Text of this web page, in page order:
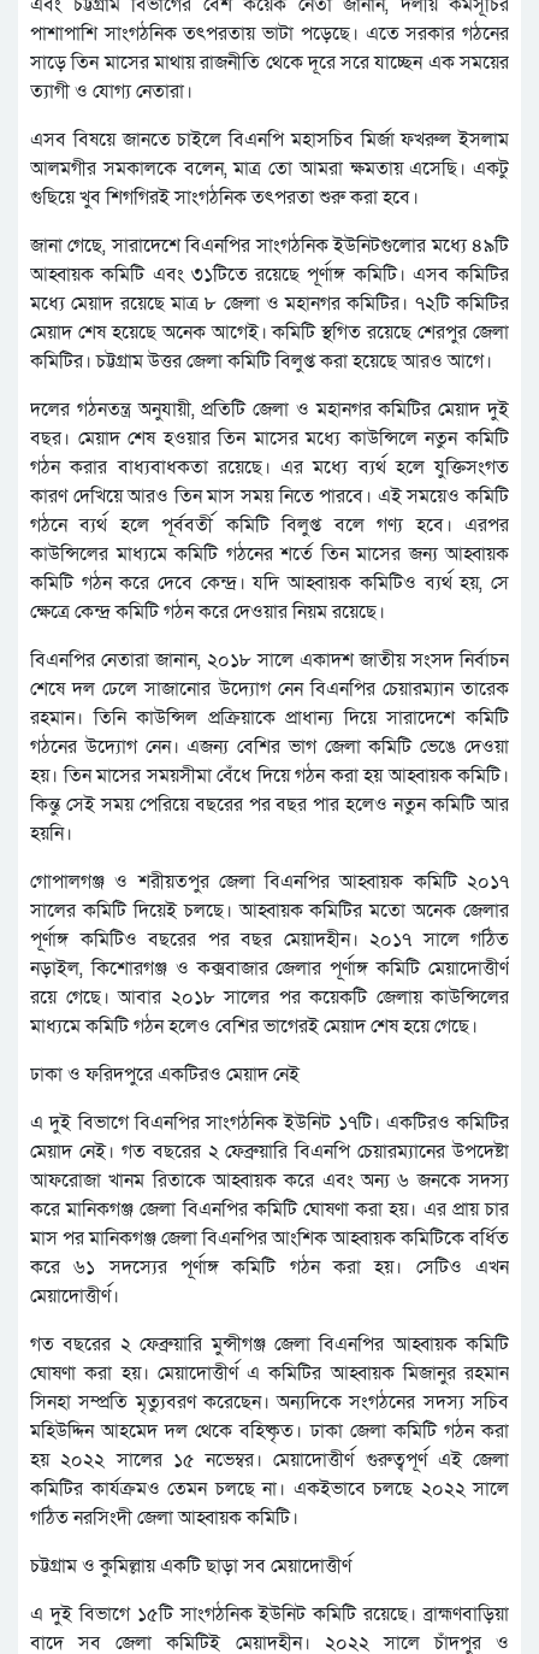
এবং চট্টগ্রাম বিভাগের বেশ কয়েক নেতা জানান, দলীয় কর্মসূচির
পাশাপাশি সাংগঠনিক তৎপরতায় ভাটা পড়েছে। এতে সরকার গঠনের
সাড়ে তিন মাসের মাথায় রাজনীতি থেকে দূরে সরে যাচ্ছেন এক সময়ের
ত্যাগী ও যোগ্য নেতারা।
এসব বিষয়ে জানতে চাইলে বিএনপি মহাসচিব মির্জা ফখরুল ইসলাম
আলমগীর সমকালকে বলেন, মাত্র তো আমরা ক্ষমতায় এসেছি। একটু
গুছিয়ে খুব শিগগিরই সাংগঠনিক তৎপরতা শুরু করা হবে।
জানা গেছে, সারাদেশে বিএনপির সাংগঠনিক ইউনিটগুলোর মধ্যে ৪৯টি
আহ্বায়ক কমিটি এবং ৩১টিতে রয়েছে পূর্ণাঙ্গ কমিটি। এসব কমিটির
মধ্যে মেয়াদ রয়েছে মাত্র ৮ জেলা ও মহানগর কমিটির। ৭২টি কমিটির
মেয়াদ শেষ হয়েছে অনেক আগেই। কমিটি স্থগিত রয়েছে শেরপুর জেলা
কমিটির। চট্টগ্রাম উত্তর জেলা কমিটি বিলুপ্ত করা হয়েছে আরও আগে।
দলের গঠনতন্ত্র অনুযায়ী, প্রতিটি জেলা ও মহানগর কমিটির মেয়াদ দুই
বছর। মেয়াদ শেষ হওয়ার তিন মাসের মধ্যে কাউন্সিলে নতুন কমিটি
গঠন করার বাধ্যবাধকতা রয়েছে। এর মধ্যে ব্যর্থ হলে যুক্তিসংগত
কারণ দেখিয়ে আরও তিন মাস সময় নিতে পারবে। এই সময়েও কমিটি
গঠনে ব্যর্থ হলে পূর্ববর্তী কমিটি বিলুপ্ত বলে গণ্য হবে। এরপর
কাউন্সিলের মাধ্যমে কমিটি গঠনের শর্তে তিন মাসের জন্য আহ্বায়ক
কমিটি গঠন করে দেবে কেন্দ্র। যদি আহ্বায়ক কমিটিও ব্যর্থ হয়, সে
ক্ষেত্রে কেন্দ্র কমিটি গঠন করে দেওয়ার নিয়ম রয়েছে।
বিএনপির নেতারা জানান, ২০১৮ সালে একাদশ জাতীয় সংসদ নির্বাচন
শেষে দল ঢেলে সাজানোর উদ্যোগ নেন বিএনপির চেয়ারম্যান তারেক
রহমান। তিনি কাউন্সিল প্রক্রিয়াকে প্রাধান্য দিয়ে সারাদেশে কমিটি
গঠনের উদ্যোগ নেন। এজন্য বেশির ভাগ জেলা কমিটি ভেঙে দেওয়া
হয়। তিন মাসের সময়সীমা বেঁধে দিয়ে গঠন করা হয় আহ্বায়ক কমিটি।
কিন্তু সেই সময় পেরিয়ে বছরের পর বছর পার হলেও নতুন কমিটি আর
হয়নি।
গোপালগঞ্জ ও শরীয়তপুর জেলা বিএনপির আহ্বায়ক কমিটি ২০১৭
সালের কমিটি দিয়েই চলছে। আহ্বায়ক কমিটির মতো অনেক জেলার
পূর্ণাঙ্গ কমিটিও বছরের পর বছর মেয়াদহীন। ২০১৭ সালে গঠিত
নড়াইল, কিশোরগঞ্জ ও কক্সবাজার জেলার পূর্ণাঙ্গ কমিটি মেয়াদোত্তীর্ণ
রয়ে গেছে। আবার ২০১৮ সালের পর কয়েকটি জেলায় কাউন্সিলের
মাধ্যমে কমিটি গঠন হলেও বেশির ভাগেরই মেয়াদ শেষ হয়ে গেছে।
ঢাকা ও ফরিদপুরে একটিরও মেয়াদ নেই
এ দুই বিভাগে বিএনপির সাংগঠনিক ইউনিট ১৭টি। একটিরও কমিটির
মেয়াদ নেই। গত বছরের ২ ফেব্রুয়ারি বিএনপি চেয়ারম্যানের উপদেষ্টা
আফরোজা খানম রিতাকে আহ্বায়ক করে এবং অন্য ৬ জনকে সদস্য
করে মানিকগঞ্জ জেলা বিএনপির কমিটি ঘোষণা করা হয়। এর প্রায় চার
মাস পর মানিকগঞ্জ জেলা বিএনপির আংশিক আহ্বায়ক কমিটিকে বর্ধিত
করে ৬১ সদস্যের পূর্ণাঙ্গ কমিটি গঠন করা হয়। সেটিও এখন
মেয়াদোত্তীর্ণ।
গত বছরের ২ ফেব্রুয়ারি মুন্সীগঞ্জ জেলা বিএনপির আহ্বায়ক কমিটি
ঘোষণা করা হয়। মেয়াদোত্তীর্ণ এ কমিটির আহ্বায়ক মিজানুর রহমান
সিনহা সম্প্রতি মৃত্যুবরণ করেছেন। অন্যদিকে সংগঠনের সদস্য সচিব
মহিউদ্দিন আহমেদ দল থেকে বহিষ্কৃত। ঢাকা জেলা কমিটি গঠন করা
হয় ২০২২ সালের ১৫ নভেম্বর। মেয়াদোত্তীর্ণ গুরুত্বপূর্ণ এই জেলা
কমিটির কার্যক্রমও তেমন চলছে না। একইভাবে চলছে ২০২২ সালে
গঠিত নরসিংদী জেলা আহ্বায়ক কমিটি।
চট্টগ্রাম ও কুমিল্লায় একটি ছাড়া সব মেয়াদোত্তীর্ণ
এ দুই বিভাগে ১৫টি সাংগঠনিক ইউনিট কমিটি রয়েছে। ব্রাহ্মণবাড়িয়া
বাদে সব জেলা কমিটিই মেয়াদহীন। ২০২২ সালে চাঁদপুর ও